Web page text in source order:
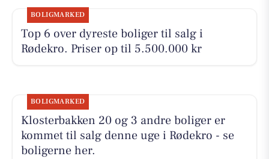
BOLIGMARKED
Top 6 over dyreste boliger til salg i
Rødekro. Priser op til 5.500.000 kr
BOLIGMARKED
Klosterbakken 20 og 3 andre boliger er
kommet til salg denne uge i Rødekro - se
boligerne her.